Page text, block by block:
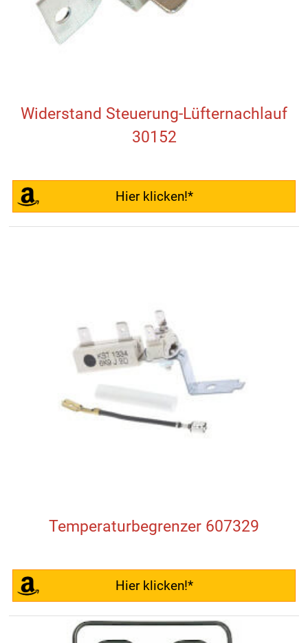
Widerstand Steuerung-Lüfternachlauf
30152
Hier klicken!*
Temperaturbegrenzer 607329
Hier klicken!*